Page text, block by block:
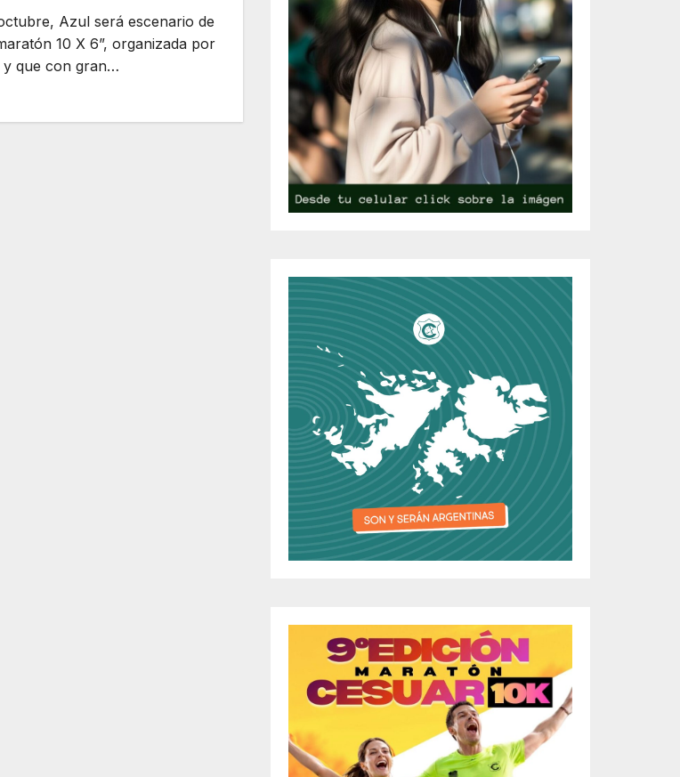
Azul será escenario de
10 X 6”, organizada por
y que con gran…